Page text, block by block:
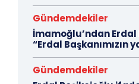
Gündemdekiler
İmamoğlu’ndan
“Erdal Başkanımızın
Gündemdekiler